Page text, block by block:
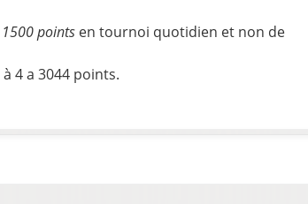
points en tournoi quotidien et non de
4 a 3044 points.